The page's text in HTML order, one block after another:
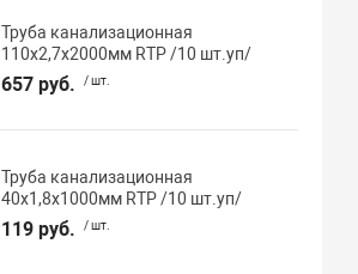
Труба канализационная
110х2,7х2000мм RTP /10 шт.уп/
657 руб. / шт.
Труба канализационная
40х1,8х1000мм RTP /10 шт.уп/
119 руб. / шт.